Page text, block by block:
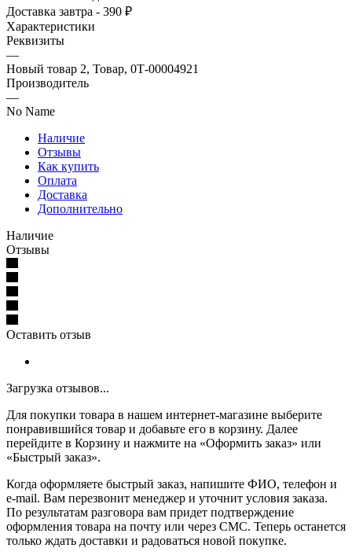
Доставка завтра - 390 ₽
Характеристики
Реквизиты
—
Новый товар 2, Товар, 0Т-00004921
Производитель
—
No Name
Наличие
Отзывы
Как купить
Оплата
Доставка
Дополнительно
Наличие
Отзывы
Оставить отзыв
Загрузка отзывов...
Для покупки товара в нашем интернет-магазине выберите
понравившийся товар и добавьте его в корзину. Далее
перейдите в Корзину и нажмите на «Оформить заказ» или
«Быстрый заказ».
Когда оформляете быстрый заказ, напишите ФИО, телефон и
e-mail. Вам перезвонит менеджер и уточнит условия заказа.
По результатам разговора вам придет подтверждение
оформления товара на почту или через СМС. Теперь останется
только ждать доставки и радоваться новой покупке.